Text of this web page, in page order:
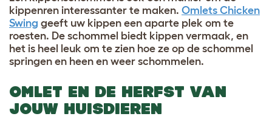
kippenren interessanter te maken. Omlets Chicken
Swing geeft uw kippen een aparte plek om te
roesten. De schommel biedt kippen vermaak, en
het is heel leuk om te zien hoe ze op de schommel
springen en heen en weer schommelen.
OMLET EN DE HERFST VAN
JOUW HUISDIEREN